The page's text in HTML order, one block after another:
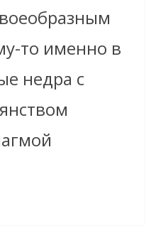
то именно в
недра с